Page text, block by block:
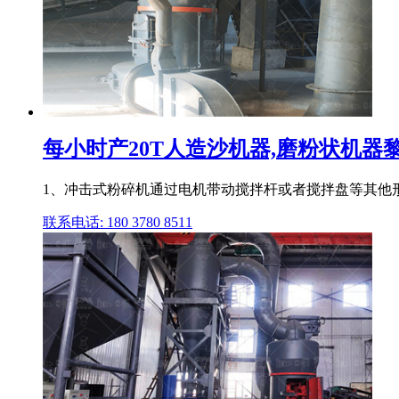
每小时产20T人造沙机器,磨粉状机器
1、冲击式粉碎机通过电机带动搅拌杆或者搅拌盘等其
联系电话: 180 3780 8511